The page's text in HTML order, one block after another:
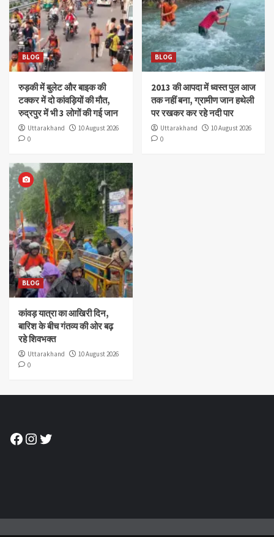
BLOG
रुड़की में बुलेट और बाइक की
टक्कर में दो कांवड़ियों की मौत,
रुद्रपुर में भी 3 लोगों की गई जान
Uttarakhand
10 August 2026
0
BLOG
2013 की आपदा में ध्वस्त पुल आज
तक नहीं बना, ग्रामीण जान हथेली
पर रखकर कर रहे नदी पार
Uttarakhand
10 August 2026
0
BLOG
कांवड़ यात्रा का आखिरी दिन,
बारिश के बीच गंतव्य की ओर बढ़
रहे शिवभक्त
Uttarakhand
10 August 2026
0
Facebook
Instagram
Twitter